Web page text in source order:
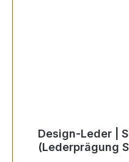
Design-Leder |
(Lederprägung